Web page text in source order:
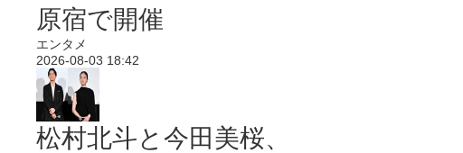
原宿で開催
エンタメ
2026-08-03 18:42
松村北斗と今田美桜、